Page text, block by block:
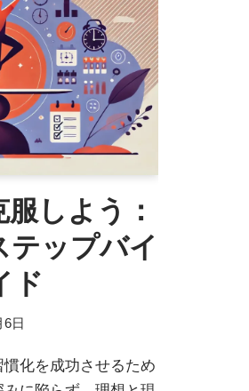
しよう：
テップバイ
ド
6日
化を成功させるため